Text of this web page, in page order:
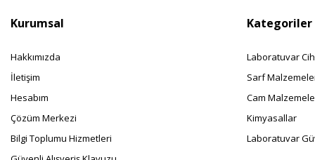
Kurumsal
Hakkımızda
İletişim
Hesabım
Çözüm Merkezi
Bilgi Toplumu Hizmetleri
Kategoriler
Laboratuvar
Sarf
Cam
Kimyasallar
Laboratuvar